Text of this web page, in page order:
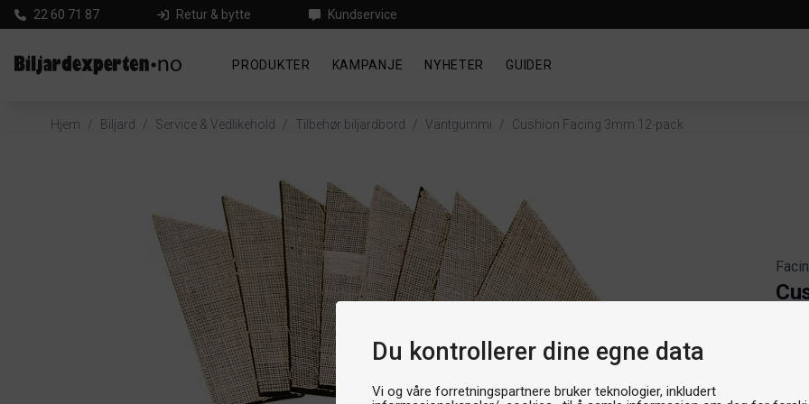
Du kontrollerer dine egne data
Vi og våre forretningspartnere bruker teknologier, inkludert
22 60 71 87 Retur & bytte Kundservice
PRODUKTER KAMPANJE NYHETER GUIDER
Hjem / Biljard / Service & Vedlikehold / Tilbehør biljardbord / Vantgummi / Cushion Facing 3mm 12-pack